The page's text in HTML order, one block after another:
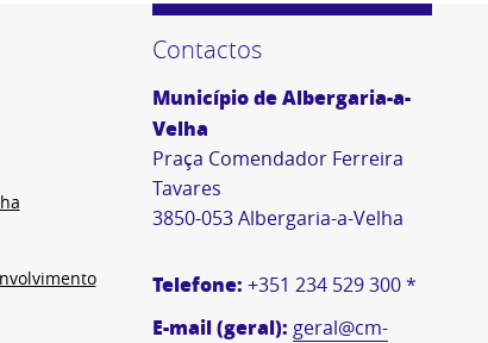
Contactos
Município de Albergaria-a-
Velha
Praça Comendador Ferreira
Tavares
3850-053 Albergaria-a-Velha
Telefone: +351 234 529 300 *
E-mail (geral): geral@cm-